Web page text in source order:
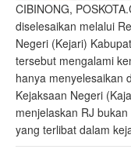
CIBINONG,
diselesaikan melalui
Negeri (Kejari)
tersebut mengalami
hanya menyelesaikan
Kejaksaan Negeri
menjelaskan RJ
yang terlibat dalam